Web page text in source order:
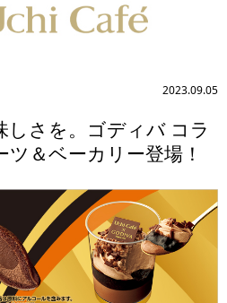
2023.09.05
さを。ゴディバ コラ
＆ベーカリー登場！